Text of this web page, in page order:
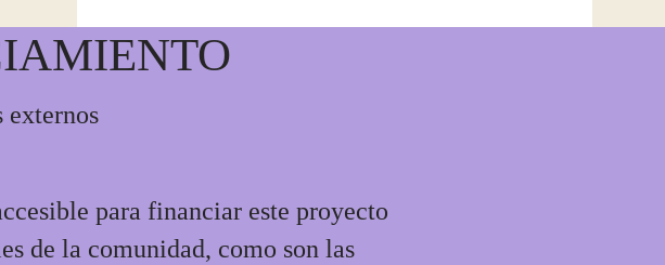
externos
para financiar este proyecto
de la comunidad, como son las